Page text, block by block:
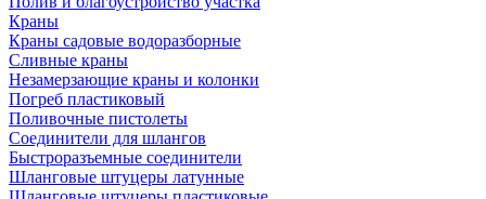
Краны
Краны садовые водоразборные
Сливные краны
Незамерзающие краны и колонки
Погреб пластиковый
Поливочные пистолеты
Соединители для шлангов
Быстроразъемные соединители
Шланговые штуцеры латунные